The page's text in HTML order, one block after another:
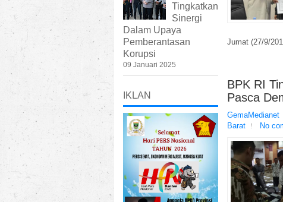
Jumat (27/9/
BPK RI
Pasca
GemaMedianet
Barat
No
Tingkatkan
Sinergi
Dalam Upaya
Pemberantasan
Korupsi
09 Januari 2025
IKLAN